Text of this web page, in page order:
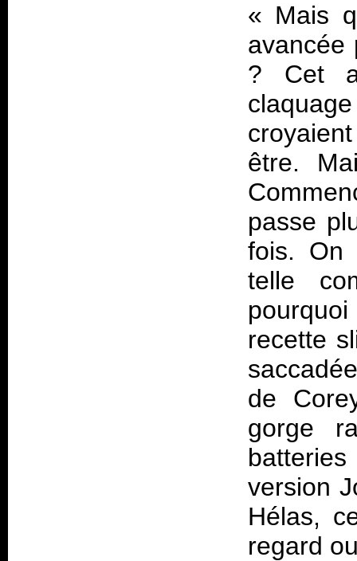
« Mais
avancée
? Cet
être.
passe
fois. On
telle
recette
de
gorge
version
Hélas,
regard